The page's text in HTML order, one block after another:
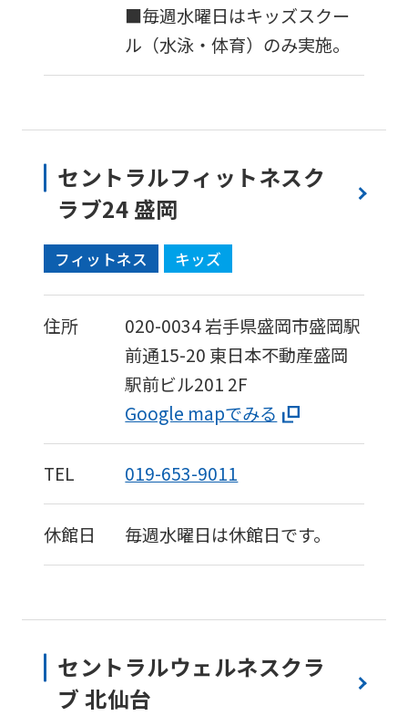
■毎週水曜日はキッズスクー
ル（水泳・体育）のみ実施。
セントラルフィットネスク
ラブ24 盛岡
フィットネス キッズ
住所 020-0034岩手県盛岡市盛岡駅
前通15-20 東日本不動産盛岡
駅前ビル201 2F
Google mapでみる
TEL 019-653-9011
休館日 毎週水曜日は休館日です。
セントラルウェルネスクラ
ブ 北仙台